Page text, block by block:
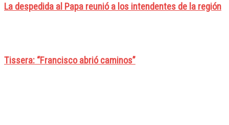
La despedida al Papa reunió a los intendentes de la región
Tissera: “Francisco abrió caminos”